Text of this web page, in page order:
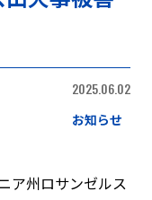
2025.06.02
お知らせ
ア州ロサンゼルス